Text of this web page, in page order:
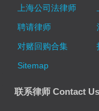
上海公司法律师
聘请律师
对赌回购合集
Sitemap
联系律师 Contact Us